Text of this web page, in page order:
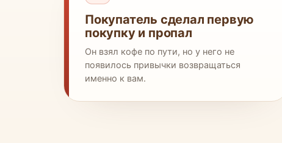
Покупатель сделал первую
покупку и пропал
Он взял кофе по пути, но у него не
появилось привычки возвращаться
именно к вам.